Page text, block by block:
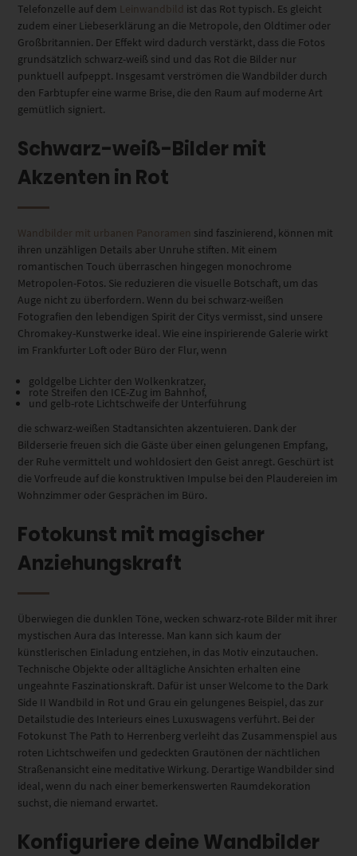
Telefonzelle auf dem Leinwandbild ist das Rot typisch. Es gleicht
zudem einer Liebeserklärung an die Metropole, den Oldtimer oder
Großbritannien. Der Effekt wird dadurch verstärkt, dass die Fotos
grundsätzlich schwarz-weiß sind und das Rot die Bilder nur
punktuell aufpeppt. Insgesamt verströmen die Wandbilder durch
den Farbtupfer eine warme Brise, die den Raum auf moderne Art
gemütlich signiert.
Schwarz-weiß-Bilder mit
Akzenten in Rot
Wandbilder mit urbanen Panoramen sind faszinierend, können mit
ihren unzähligen Details aber Unruhe stiften. Mit einem
romantischen Touch überraschen hingegen monochrome
Metropolen-Fotos. Sie reduzieren die visuelle Botschaft, um das
Auge nicht zu überfordern. Wenn du bei schwarz-weißen
Fotografien den lebendigen Spirit der Citys vermisst, sind unsere
Chromakey-Kunstwerke ideal. Wie eine inspirierende Galerie wirkt
im Frankfurter Loft oder Büro der Flur, wenn
goldgelbe Lichter den Wolkenkratzer,
rote Streifen den ICE-Zug im Bahnhof,
und gelb-rote Lichtschweife der Unterführung
die schwarz-weißen Stadtansichten akzentuieren. Dank der
Bilderserie freuen sich die Gäste über einen gelungenen Empfang,
der Ruhe vermittelt und wohldosiert den Geist anregt. Geschürt ist
die Vorfreude auf die konstruktiven Impulse bei den Plaudereien im
Wohnzimmer oder Gesprächen im Büro.
Fotokunst mit magischer
Anziehungskraft
Überwiegen die dunklen Töne, wecken schwarz-rote Bilder mit ihrer
mystischen Aura das Interesse. Man kann sich kaum der
künstlerischen Einladung entziehen, in das Motiv einzutauchen.
Technische Objekte oder alltägliche Ansichten erhalten eine
ungeahnte Faszinationskraft. Dafür ist unser Welcome to the Dark
Side II Wandbild in Rot und Grau ein gelungenes Beispiel, das zur
Detailstudie des Interieurs eines Luxuswagens verführt. Bei der
Fotokunst The Path to Herrenberg verleiht das Zusammenspiel aus
roten Lichtschweifen und gedeckten Grautönen der nächtlichen
Straßenansicht eine meditative Wirkung. Derartige Wandbilder sind
ideal, wenn du nach einer bemerkenswerten Raumdekoration
suchst, die niemand erwartet.
Konfiguriere deine Wandbilder